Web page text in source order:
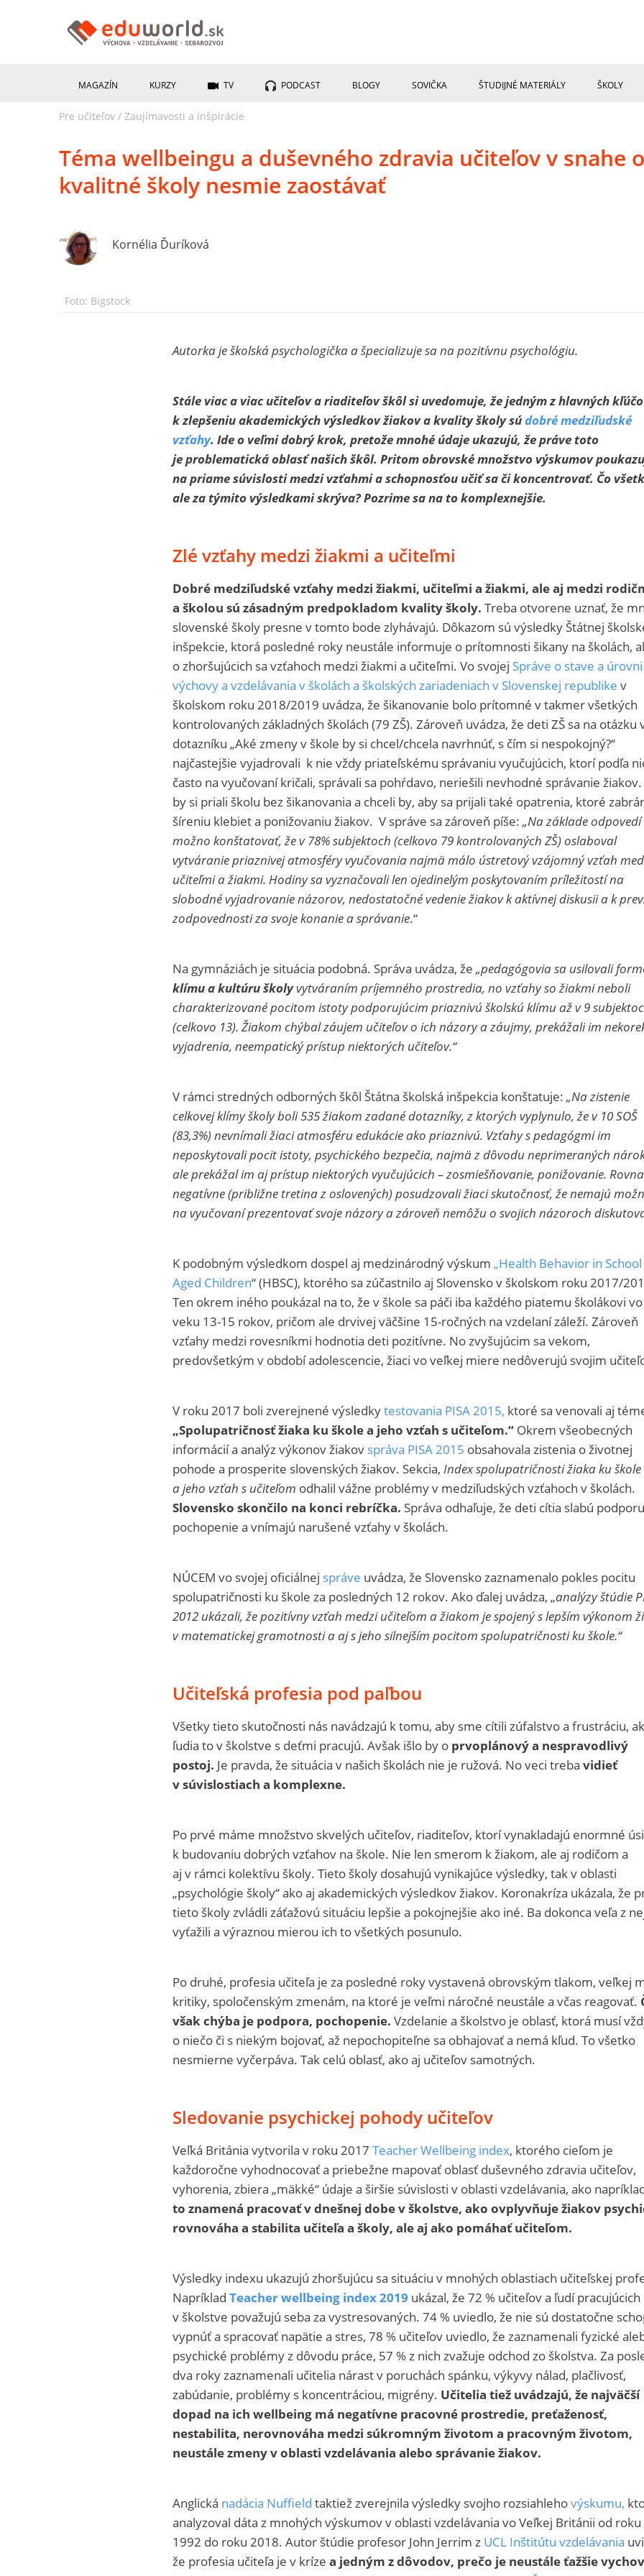
MAGAZÍN KURZY TV PODCAST BLOGY SOVIČKA ŠTUDIJNÉ MATERIÁLY ŠKOLY
Pre učiteľov / Zaujímavosti a inšpirácie
Téma wellbeingu a duševného zdravia učiteľov v snahe o
kvalitné školy nesmie zaostávať
Kornélia Ďuríková
Foto: Bigstock
Autorka je školská psychologička a špecializuje sa na pozitívnu psychológiu.
Stále viac a viac učiteľov a riaditeľov škôl si uvedomuje, že jedným z hlavných
k zlepšeniu akademických výsledkov žiakov a kvality školy súdobré medziľudské
vzťahy. Ide o veľmi dobrý krok, pretože mnohé údaje ukazujú, že práve toto
je problematická oblasť našich škôl. Pritom obrovské množstvo výskumov
na priame súvislosti medzi vzťahmi a schopnosťou učiť sa či koncentrovať. Čo
ale za týmito výsledkami skrýva? Pozrime sa na to komplexnejšie.
Zlé vzťahy medzi žiakmi a učiteľmi
Dobré medziľudské vzťahy medzi žiakmi, učiteľmi a žiakmi, ale aj medzi
a školou sú zásadným predpokladom kvality školy. Treba otvorene uznať, že
slovenské školy presne v tomto bode zlyhávajú. Dôkazom sú výsledky Štátnej
inšpekcie, ktorá posledné roky neustále informuje o prítomnosti šikany na školách,
o zhoršujúcich sa vzťahoch medzi žiakmi a učiteľmi. Vo svojej Správe o stave a úrovni
výchovy a vzdelávania v školách a školských zariadeniach v Slovenskej republike v
školskom roku 2018/2019 uvádza, že šikanovanie bolo prítomné v takmer všetkých
kontrolovaných základných školách (79 ZŠ). Zároveň uvádza, že deti ZŠ sa na otázku
dotazníku „Aké zmeny v škole by si chcel/chcela navrhnúť, s čím si nespokojný?“
najčastejšie vyjadrovali k nie vždy priateľskému správaniu vyučujúcich, ktorí podľa
často na vyučovaní kričali, správali sa pohŕdavo, neriešili nevhodné správanie
by si priali školu bez šikanovania a chceli by, aby sa prijali také opatrenia, ktoré
šíreniu klebiet a ponižovaniu žiakov. V správe sa zároveň píše: „Na základe odpovedí
možno konštatovať, že v 78% subjektoch (celkovo 79 kontrolovaných ZŠ) oslaboval
vytváranie priaznivej atmosféry vyučovania najmä málo ústretový vzájomný vzťah
učiteľmi a žiakmi. Hodiny sa vyznačovali len ojedinelým poskytovaním príležitostí na
slobodné vyjadrovanie názorov, nedostatočné vedenie žiakov k aktívnej diskusii a k
zodpovednosti za svoje konanie a správanie.“
Na gymnáziách je situácia podobná. Správa uvádza, že „pedagógovia sa usilovali
klímu a kultúru školyvytváraním príjemného prostredia, no vzťahy so žiakmi neboli
charakterizované pocitom istoty podporujúcim priaznivú školskú klímu až v 9
(celkovo 13). Žiakom chýbal záujem učiteľov o ich názory a záujmy, prekážali im
vyjadrenia, neempatický prístup niektorých učiteľov.“
V rámci stredných odborných škôl Štátna školská inšpekcia konštatuje: „Na zistenie
celkovej klímy školy boli 535 žiakom zadané dotazníky, z ktorých vyplynulo, že v 10 SOŠ
(83,3%) nevnímali žiaci atmosféru edukácie ako priaznivú. Vzťahy s pedagógmi im
neposkytovali pocit istoty, psychického bezpečia, najmä z dôvodu neprimeraných
ale prekážal im aj prístup niektorých vyučujúcich – zosmiešňovanie, ponižovanie.
negatívne (približne tretina z oslovených) posudzovali žiaci skutočnosť, že nemajú
na vyučovaní prezentovať svoje názory a zároveň nemôžu o svojich názoroch
K podobným výsledkom dospel aj medzinárodný výskum „Health Behavior in School
Aged Children“ (HBSC), ktorého sa zúčastnilo aj Slovensko v školskom roku 2017/
Ten okrem iného poukázal na to, že v škole sa páči iba každého piatemu školákovi vo
veku 13-15 rokov, pričom ale drvivej väčšine 15-ročných na vzdelaní záleží. Zároveň
vzťahy medzi rovesníkmi hodnotia deti pozitívne. No zvyšujúcim sa vekom,
predovšetkým v období adolescencie, žiaci vo veľkej miere nedôverujú svojim
V roku 2017 boli zverejnené výsledkytestovania PISA 2015, ktoré sa venovali aj
„Spolupatričnosť žiaka ku škole a jeho vzťah s učiteľom.“Okrem všeobecných
informácií a analýz výkonov žiakov správa PISA 2015 obsahovala zistenia o životnej
pohode a prosperite slovenských žiakov. Sekcia, Index spolupatričnosti žiaka ku škole
a jeho vzťah s učiteľom odhalil vážne problémy v medziľudských vzťahoch v školách.
Slovensko skončilo na konci rebríčka. Správa odhaľuje, že deti cítia slabú
pochopenie a vnímajú narušené vzťahy v školách.
NÚCEM vo svojej oficiálnej správe uvádza, že Slovensko zaznamenalo pokles pocitu
spolupatričnosti ku škole za posledných 12 rokov. Ako ďalej uvádza, „analýzy štúdie
2012 ukázali, že pozitívny vzťah medzi učiteľom a žiakom je spojený s lepším výkonom
v matematickej gramotnosti a aj s jeho silnejším pocitom spolupatričnosti ku škole.“
Učiteľská profesia pod paľbou
Všetky tieto skutočnosti nás navádzajú k tomu, aby sme cítili zúfalstvo a frustráciu,
ľudia to v školstve s deťmi pracujú. Avšak išlo by o prvoplánový a nespravodlivý
postoj. Je pravda, že situácia v našich školách nie je ružová. No veci treba vidieť
v súvislostiach a komplexne.
Po prvé máme množstvo skvelých učiteľov, riaditeľov, ktorí vynakladajú enormné
k budovaniu dobrých vzťahov na škole. Nie len smerom k žiakom, ale aj rodičom a
aj v rámci kolektívu školy. Tieto školy dosahujú vynikajúce výsledky, tak v oblasti
„psychológie školy“ ako aj akademických výsledkov žiakov. Koronakríza ukázala, že
tieto školy zvládli záťažovú situáciu lepšie a pokojnejšie ako iné. Ba dokonca veľa z
vyťažili a výraznou mierou ich to všetkých posunulo.
Po druhé, profesia učiteľa je za posledné roky vystavená obrovským tlakom, veľkej
kritiky, spoločenským zmenám, na ktoré je veľmi náročné neustále a včas reagovať.
však chýba je podpora, pochopenie. Vzdelanie a školstvo je oblasť, ktorá musí
o niečo či s niekým bojovať, až nepochopiteľne sa obhajovať a nemá kľud. To všetko
nesmierne vyčerpáva. Tak celú oblasť, ako aj učiteľov samotných.
Sledovanie psychickej pohody učiteľov
Veľká Británia vytvorila v roku 2017 Teacher Wellbeing index, ktorého cieľom je
každoročne vyhodnocovať a priebežne mapovať oblasť duševného zdravia učiteľov,
vyhorenia, zbiera „mäkké“ údaje a širšie súvislosti v oblasti vzdelávania, ako
to znamená pracovať v dnešnej dobe v školstve, ako ovplyvňuje žiakov
rovnováha a stabilita učiteľa a školy, ale aj ako pomáhať učiteľom.
Výsledky indexu ukazujú zhoršujúcu sa situáciu v mnohých oblastiach učiteľskej
Napríklad Teacher wellbeing index 2019 ukázal, že 72 % učiteľov a ľudí pracujúcich
v školstve považujú seba za vystresovaných. 74 % uviedlo, že nie sú dostatočne
vypnúť a spracovať napätie a stres, 78 % učiteľov uviedlo, že zaznamenali fyzické
psychické problémy z dôvodu práce, 57 % z nich zvažuje odchod zo školstva. Za
dva roky zaznamenali učitelia nárast v poruchách spánku, výkyvy nálad, plačlivosť,
zabúdanie, problémy s koncentráciou, migrény. Učitelia tiež uvádzajú, že najväčší
dopad na ich wellbeing má negatívne pracovné prostredie, preťaženosť,
nestabilita, nerovnováha medzi súkromným životom a pracovným životom,
neustále zmeny v oblasti vzdelávania alebo správanie žiakov.
Anglická nadácia Nuffield taktiež zverejnila výsledky svojho rozsiahlehovýskumu,
analyzoval dáta z mnohých výskumov v oblasti vzdelávania vo Veľkej Británii od roku
1992 do roku 2018. Autor štúdie profesor John Jerrim z UCL Inštitútu vzdelávania
že profesia učiteľa je v kríze a jedným z dôvodov, prečo je neustále ťažšie